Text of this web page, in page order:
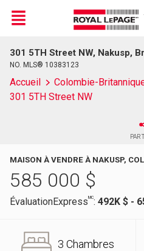
Live
En Direct
Menu
301 5TH Street NW, Nakusp,
NO. MLS® 10383123
Accueil Colombie-
301 5TH Street NW
MAISON À VENDRE À NAKUSP,
585 000 $
ÉvaluationExpressMC: 492K $ -
3 Chambres